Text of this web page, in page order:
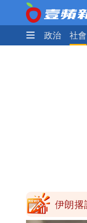
生活 政治 社會
伊朗撂